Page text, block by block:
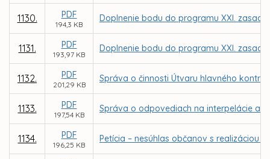
1130. PDF
194,3 KB
Doplnenie bodu do programu XXI.
1131. PDF
193,97 KB
Doplnenie bodu do programu XXI.
1132. PDF
201,29 KB
Správa o činnosti Útvaru hlavného
1133. PDF
197,54 KB
Správa o odpovediach na interpelácie a
1134. PDF
196,25 KB
Petícia – nesúhlas občanov s realizáciou